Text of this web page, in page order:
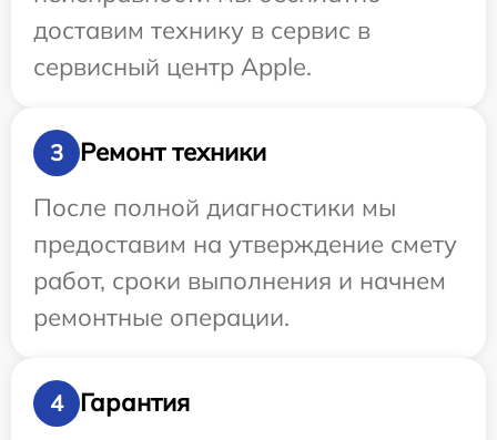
доставим технику в сервис в
сервисный центр Apple.
3
Ремонт техники
После полной диагностики мы
предоставим на утверждение смету
работ, сроки выполнения и начнем
ремонтные операции.
4
Гарантия